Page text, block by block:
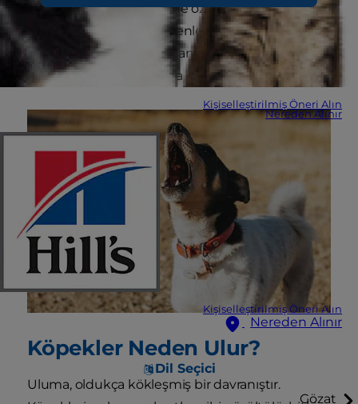
Kişiselleştirilmiş Öneri Alın
Nereden Alınır
Kişiselleştirilmiş Öneri Alın
Nereden Alınır
Dil Seçici
Gözat
köpeğin uluması kendine özgüdür. Diğer
yandan ulumasının nedenleri her zaman bariz
değildir. Peki bir köpek tam olarak neden ulur?
Öğrenmek için okumaya devam edin.
Köpekler Neden Ulur?
Uluma, oldukça kökleşmiş bir davranıştır.